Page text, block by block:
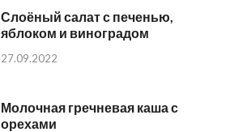
Слоёный салат с печенью,
яблоком и виноградом
27.09.2022
Молочная гречневая каша с
орехами